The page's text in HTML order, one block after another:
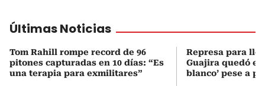
Últimas Noticias
Tom Rahill rompe record de 96
pitones capturadas en 10 días: “Es
una terapia para exmilitares”
Represa para
Guajira quedó en
blanco’ pese a